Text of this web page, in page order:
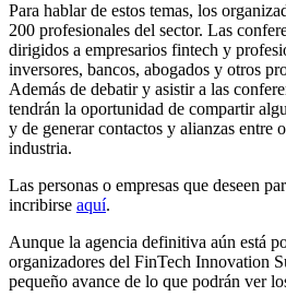
Para hablar de estos temas, los
200 profesionales del sector. Las
dirigidos a empresarios fintech y
inversores, bancos, abogados y otros
Además de debatir y asistir a las
tendrán la oportunidad de compartir
y de generar contactos y alianzas entre
industria.
Las personas o empresas que deseen
incribirse aquí.
Aunque la agencia definitiva aún está
organizadores del FinTech Innovation
pequeño avance de lo que podrán ver